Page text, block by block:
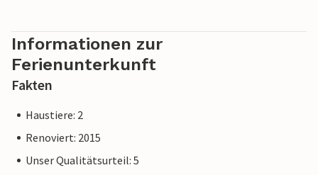
Verbraucherrecht möglicherweise nicht gilt. Sie können
jedoch sicher sein, dass wir Ihnen denselben Kundenservice
bieten und Ihr Aufenthalt sich nicht von einer Buchung bei
einer Unterkunft eines professionellen Eigentümers
Informationen zur
Ferienunterkunft
Fakten
Haustiere: 2
Renoviert: 2015
Unser Qualitätsurteil: 5